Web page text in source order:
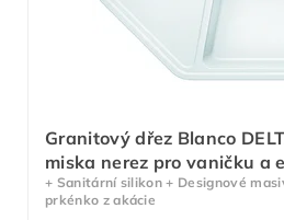
Granitový dřez Blanco
miska nerez pro vaničku a
+ Sanitární silikon + Designové
prkénko z akácie